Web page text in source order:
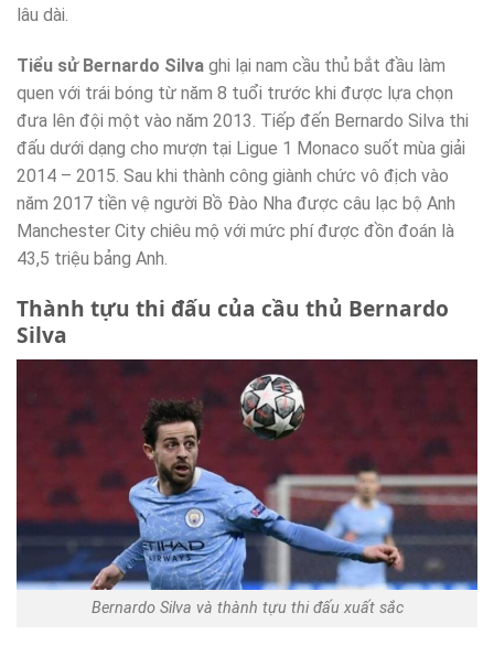
lâu dài.
Tiểu sử Bernardo Silva ghi lại nam cầu thủ bắt đầu làm
quen với trái bóng từ năm 8 tuổi trước khi được lựa chọn
đưa lên đội một vào năm 2013. Tiếp đến Bernardo Silva thi
đấu dưới dạng cho mượn tại Ligue 1 Monaco suốt mùa giải
2014 – 2015. Sau khi thành công giành chức vô địch vào
năm 2017 tiền vệ người Bồ Đào Nha được câu lạc bộ Anh
Manchester City chiêu mộ với mức phí được đồn đoán là
43,5 triệu bảng Anh.
Thành tựu thi đấu của cầu thủ Bernardo
Silva
Bernardo Silva và thành tựu thi đấu xuất sắc